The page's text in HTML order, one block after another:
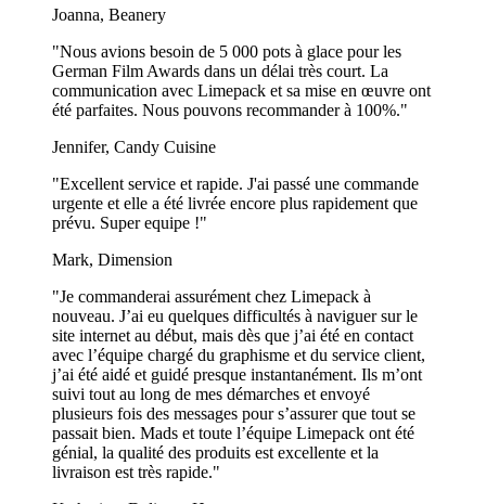
Vous préférez des gobelets jetables ? Découvrez notre sélection de
gobelets en plastique personnalisés, qui répondront sans aucun doute
à vos attentes.
Commencez dès aujourd’hui !Téléchargez votre logo maintenant
et recevez votre design gratuit en seulement 2 heures.
Des questions ? Contactez-nous à
Questions Fréquemment Posées
Les gobelets en plastique réutilisables sont-ils sûrs ?
Oui, nos gobelets en plastique réutilisables sont sans BPA, sûrs et
certifiés pour une utilisation alimentaire. Ils sont fabriqués à partir de
matériaux de haute qualité, garantissant durabilité et sécurité pour
tous types de boissons.
Peut-on utiliser les gobelets réutilisables pour des
boissons chaudes ?
Nos gobelets en plastique réutilisables sont conçus pour les boissons
froides telles que les smoothies, les thés glacés et les bières
Joanna, Beanery
"Nous avions besoin de 5 000 pots à glace pour les
German Film Awards dans un délai très court. La
communication avec Limepack et sa mise en œuvre ont
été parfaites. Nous pouvons recommander à 100%."
Jennifer, Candy Cuisine
"Excellent service et rapide. J'ai passé une commande
urgente et elle a été livrée encore plus rapidement que
prévu. Super equipe !"
Mark, Dimension
"Je commanderai assurément chez Limepack à
nouveau. J’ai eu quelques difficultés à naviguer sur le
site internet au début, mais dès que j’ai été en contact
avec l’équipe chargé du graphisme et du service client,
j’ai été aidé et guidé presque instantanément. Ils m’ont
suivi tout au long de mes démarches et envoyé
plusieurs fois des messages pour s’assurer que tout se
passait bien. Mads et toute l’équipe Limepack ont été
génial, la qualité des produits est excellente et la
livraison est très rapide."